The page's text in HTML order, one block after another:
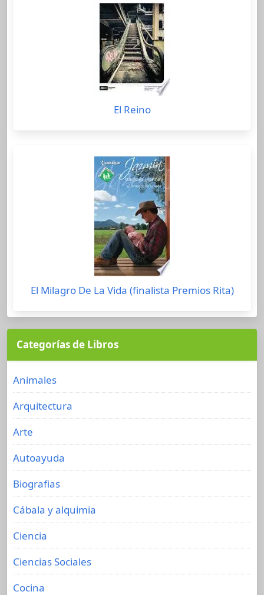
El Reino
El Milagro De La Vida (finalista Premios Rita)
Categorías de Libros
Animales
Arquitectura
Arte
Autoayuda
Biografias
Cábala y alquimia
Ciencia
Ciencias Sociales
Cocina